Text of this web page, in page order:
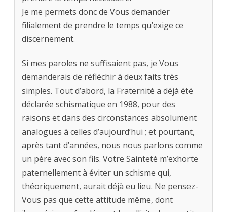
Je me permets donc de Vous demander
filialement de prendre le temps qu’exige ce
discernement.
Si mes paroles ne suffisaient pas, je Vous
demanderais de réfléchir à deux faits très
simples. Tout d’abord, la Fraternité a déjà été
déclarée schismatique en 1988, pour des
raisons et dans des circonstances absolument
analogues à celles d’aujourd’hui ; et pourtant,
après tant d’années, nous nous parlons comme
un père avec son fils. Votre Sainteté m’exhorte
paternellement à éviter un schisme qui,
théoriquement, aurait déjà eu lieu. Ne pensez-
Vous pas que cette attitude même, dont